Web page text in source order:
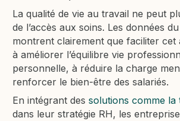
La qualité de vie au travail ne peut
de l’accès aux soins. Les données
montrent clairement que faciliter cet
à améliorer l’équilibre vie
personnelle, à réduire la charge
renforcer le bien-être des salariés.
En intégrant dessolutions comme la
dans leur stratégie RH, les